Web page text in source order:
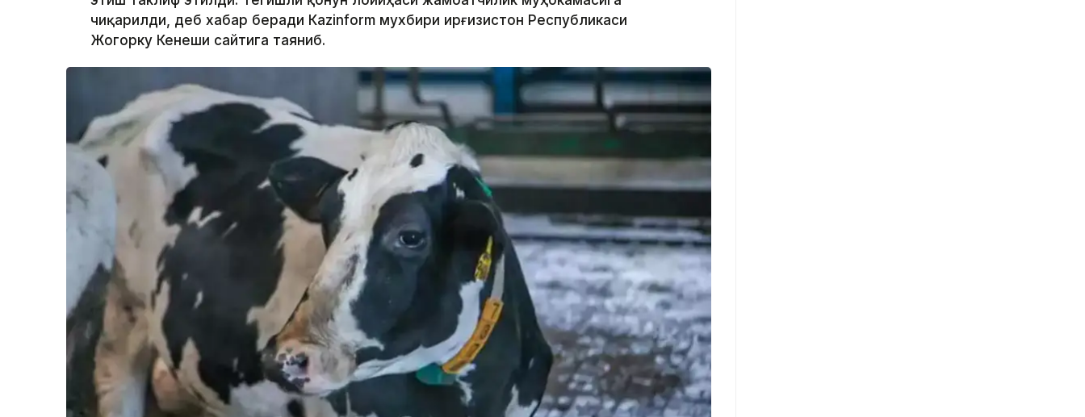
чиқарилди, деб хабар беради Кazinform мухбири Қирғизистон Республикаси
Жогорку Кенеши сайтига таяниб.